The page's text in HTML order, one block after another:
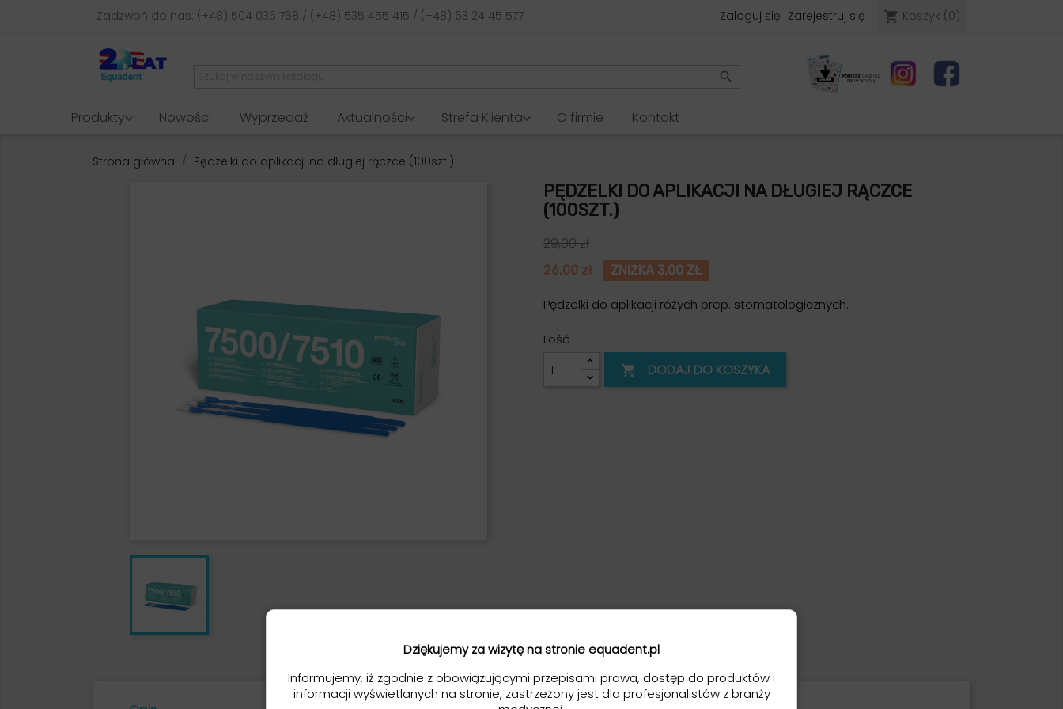
Zadzwoń do nas: (+48) 504 036 768 / (+48) 535 455 415 / (+48) 63 24 45 577 Zaloguj się Zarejestruj się shopping_cart Koszyk (0)

Produkty Nowości Wyprzedaż Aktualności Strefa Klienta O firmie Kontakt
Strona główna Pędzelki do aplikacji na długiej rączce (100szt.)
PĘDZELKI DO APLIKACJI NA DŁUGIEJ RĄCZCE
(100SZT.)
29,00 zł
26,00 zł ZNIŻKA 3,00 ZŁ
Pędzelki do aplikacji różych prep. stomatologicznych.
Ilość
 DODAJ DO KOSZYKA
Dziękujemy za wizytę na stronie equadent.pl
Informujemy, iż zgodnie z obowiązującymi przepisami prawa, dostęp do produktów i
informacji wyświetlanych na stronie, zastrzeżony jest dla profesjonalistów z branży